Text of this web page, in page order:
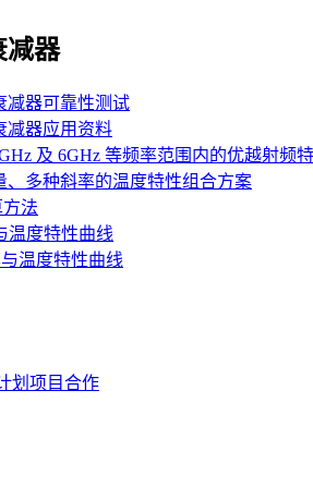
减器
减器可靠性测试
减器应用资料
及 6GHz 等频率范围内的优越射频
、多种斜率的温度特性组合方案
法
温度特性曲线
温度特性曲线
划项目合作